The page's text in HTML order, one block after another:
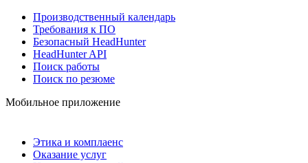
Производственный календарь
Требования к ПО
Безопасный HeadHunter
HeadHunter API
Поиск работы
Поиск по резюме
Мобильное приложение
Этика и комплаенс
Оказание услуг